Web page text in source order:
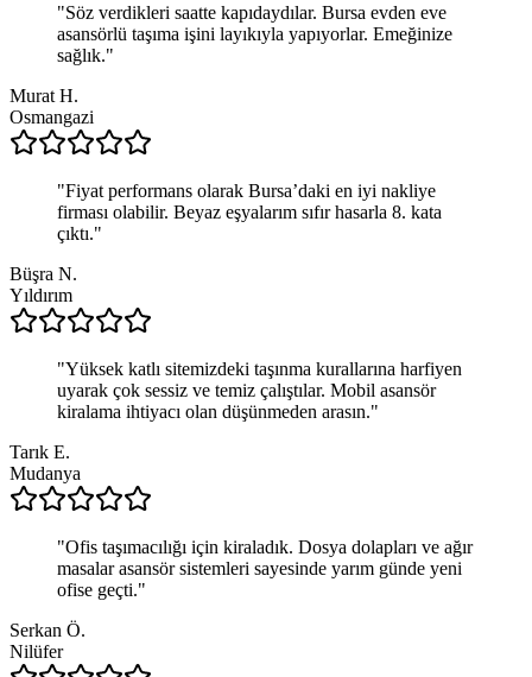
"Söz verdikleri saatte kapıdaydılar. Bursa evden eve
asansörlü taşıma işini layıkıyla yapıyorlar. Emeğinize
sağlık."
Murat H.
Osmangazi
"Fiyat performans olarak Bursa’daki en iyi nakliye
firması olabilir. Beyaz eşyalarım sıfır hasarla 8. kata
çıktı."
Büşra N.
Yıldırım
"Yüksek katlı sitemizdeki taşınma kurallarına harfiyen
uyarak çok sessiz ve temiz çalıştılar. Mobil asansör
kiralama ihtiyacı olan düşünmeden arasın."
Tarık E.
Mudanya
"Ofis taşımacılığı için kiraladık. Dosya dolapları ve ağır
masalar asansör sistemleri sayesinde yarım günde yeni
ofise geçti."
Serkan Ö.
Nilüfer